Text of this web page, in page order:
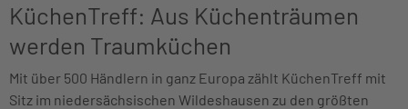
KüchenTreff: Aus Küchenträumen
werden Traumküchen
Mit über 500 Händlern in ganz Europa zählt KüchenTreff mit
Sitz im niedersächsischen Wildeshausen zu den größten